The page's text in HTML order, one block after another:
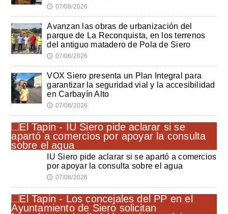
🕔 07/08/2026
Avanzan las obras de urbanización del
parque de La Reconquista, en los terrenos
del antiguo matadero de Pola de Siero
🕔 07/08/2026
VOX Siero presenta un Plan Integral para
garantizar la seguridad vial y la accesibilidad
en Carbayín Alto
🕔 07/08/2026
IU Siero pide aclarar si se apartó a comercios
por apoyar la consulta sobre el agua
🕔 07/08/2026